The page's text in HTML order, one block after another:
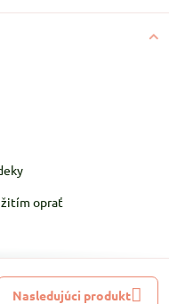
oprať
Nasledujúci produkt